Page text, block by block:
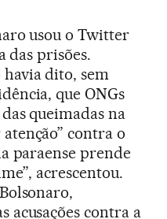
usou o Twitter
das prisões.
dito, sem
que ONGs
queimadas na
contra o
paraense prende
acrescentou.
acusações contra a